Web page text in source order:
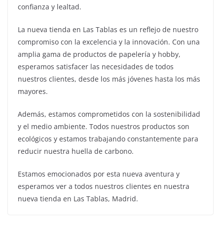
confianza y lealtad.
La nueva tienda en Las Tablas es un reflejo de nuestro
compromiso con la excelencia y la innovación. Con una
amplia gama de productos de papelería y hobby,
esperamos satisfacer las necesidades de todos
nuestros clientes, desde los más jóvenes hasta los más
mayores.
Además, estamos comprometidos con la sostenibilidad
y el medio ambiente. Todos nuestros productos son
ecológicos y estamos trabajando constantemente para
reducir nuestra huella de carbono.
Estamos emocionados por esta nueva aventura y
esperamos ver a todos nuestros clientes en nuestra
nueva tienda en Las Tablas, Madrid.